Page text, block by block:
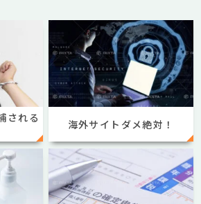
される
海外サイトダメ絶対！